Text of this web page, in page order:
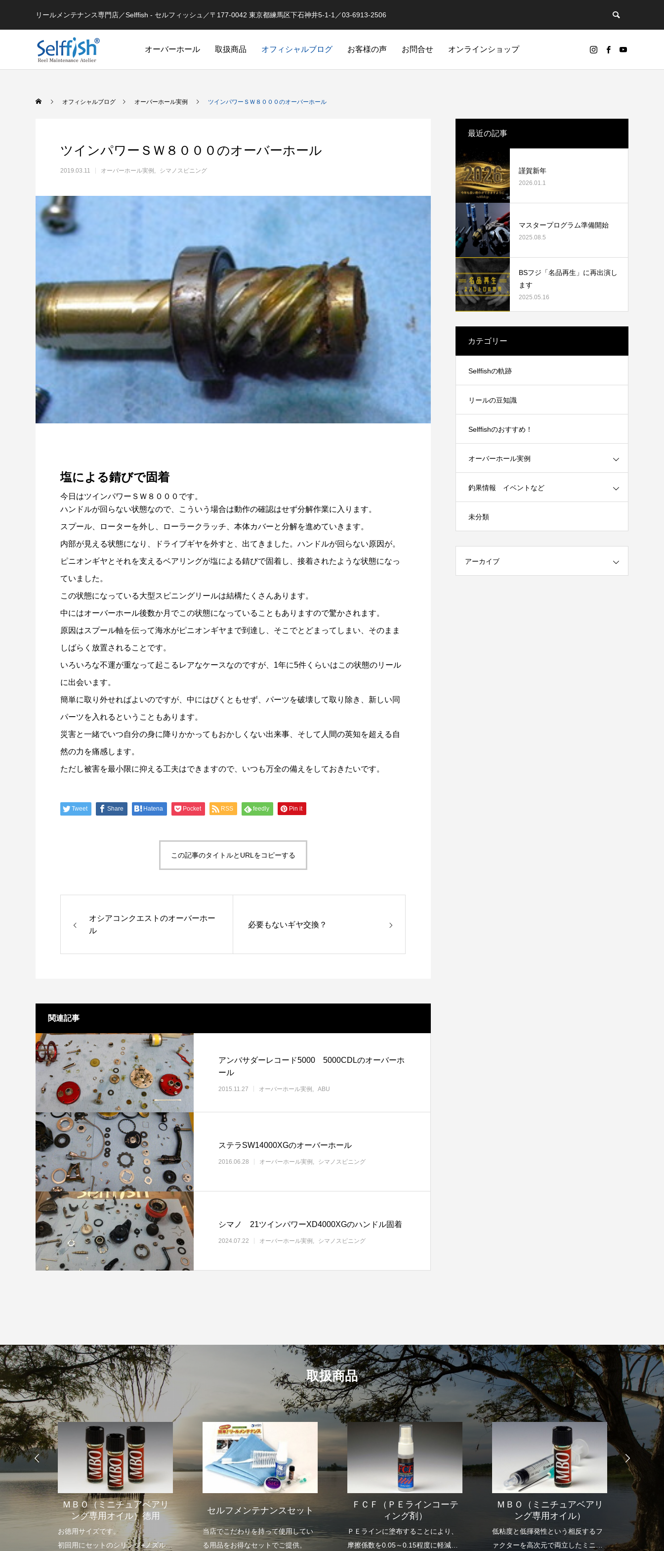
リールメンテナンス専門店／Selffish - セルフィッシュ／〒177-0042 東京都練馬区下石神井5-1-1／03-6913-2506
オーバーホール 取扱商品 オフィシャルブログ お客様の声 お問合せ オンラインショップ
カスタムパーツ
カスタムベアリング（Selffishオリジナル）
ラインを巻き込むときの工夫
2024.06.23
ギアノイズ（ゴリ感）について
2023.09.19
シマノ バンタム1000SGの1年点検
2025.02.26
ダイワ スパルタンIC150Hのオーバーホ
ール
ューン
2024.10.24
ール
謹賀新年
2026.01.01
BSフジ「名品再生」に再出演します
2025.05.16
第56回霞ヶ浦クリーン大作戦（春の陣）開
催します！
2025.04.11
謹賀新年 2025年はチームを作ります！
リールオーバーホール「マスタープログラ
ム」
2023.03.21
Selffishが教えるリールオーバーホール術
2023.02.06
Selffishが教えるリールオーバーホール術
2023.01.29
オフィシャルブログ オーバーホール実例 ツインパワーＳＷ８０００のオーバーホール
ツインパワーＳＷ８０００のオーバーホール
2019.03.11 オーバーホール実例 シマノスピニング
塩による錆びで固着
今日はツインパワーＳＷ８０００です。
ハンドルが回らない状態なので、こういう場合は動作の確認はせず分解作業に入ります。
スプール、ローターを外し、ローラークラッチ、本体カバーと分解を進めていきます。
内部が見える状態になり、ドライブギヤを外すと、出てきました。ハンドルが回らない原因が。
ピニオンギヤとそれを支えるベアリングが塩による錆びで固着し、接着されたような状態になっ
ていました。
この状態になっている大型スピニングリールは結構たくさんあります。
中にはオーバーホール後数か月でこの状態になっていることもありますので驚かされます。
原因はスプール軸を伝って海水がピニオンギヤまで到達し、そこでとどまってしまい、そのまま
しばらく放置されることです。
いろいろな不運が重なって起こるレアなケースなのですが、1年に5件くらいはこの状態のリール
に出会います。
簡単に取り外せればよいのですが、中にはびくともせず、パーツを破壊して取り除き、新しい同
パーツを入れるということもあります。
災害と一緒でいつ自分の身に降りかかってもおかしくない出来事、そして人間の英知を超える自
然の力を痛感します。
ただし被害を最小限に抑える工夫はできますので、いつも万全の備えをしておきたいです。
Tweet Share Hatena Pocket RSS feedly Pin it
この記事のタイトルとURLをコピーする
オシアコンクエストのオーバーホー
ル
必要もないギヤ交換？
関連記事
アンバサダーレコード5000 5000CDLのオーバーホ
ール
2015.11.27 オーバーホール実例 ABU
ステラSW14000XGのオーバーホール
2016.06.28 オーバーホール実例 シマノスピニング
シマノ 21ツインパワーXD4000XGのハンドル固着
2024.07.22 オーバーホール実例 シマノスピニング
最近の記事
謹賀新年
2026.01.1
マスタープログラム準備開始
2025.08.5
BSフジ「名品再生」に再出演し
ます
2025.05.16
カテゴリー
Selffishの軌跡
リールの豆知識
Selffishのおすすめ！
オーバーホール実例
釣果情報 イベントなど
未分類
アーカイブ
取扱商品
ＭＢＯ（ミニチュアベアリ
ング専用オイル）徳用
お徳用サイズです。
初回用にセットのシリンジ+ノズルを
セルフメンテナンスセット
当店でこだわりを持って使用してい
る用品をお得なセットでご提供。
ＦＣＦ（ＰＥラインコーテ
ィング剤）
ＰＥラインに塗布することにより、
摩擦係数を0.05～0.15程度に軽減
ＭＢＯ（ミニチュアベアリ
ング専用オイル）
低粘度と低揮発性という相反するフ
ァクターを高次元で両立したミニチ
（高
大幅な
上を実